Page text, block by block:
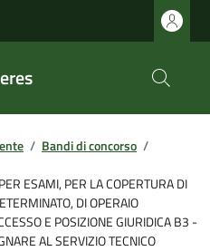
/ Bandi di concorso /
ESAMI, PER LA COPERTURA DI
DI OPERAIO
E POSIZIONE GIURIDICA B3 -
AL SERVIZIO TECNICO